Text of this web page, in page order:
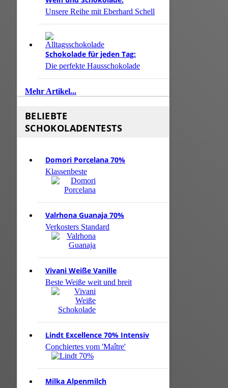
Unsere Reihe mit Eberhard Schell
Schokolade für jeden Tag:
Die perfekte Hausschokolade
Mehr Artikel...
BELIEBTE
SCHOKOLADENTESTS
Domori Porcelana 70%
Klassenbeste
Valrhona Guanaja 70%
Verkosters Standard
Vivani Weiße Vanille
Beste Weiße weit und breit
Lindt Excellence 70% Intensiv
Conchiertes vom 'Maître'
Milka Alpenmilch